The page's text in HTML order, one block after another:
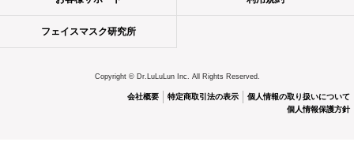
フェイスマスク研究所
Copyright © Dr.LuLuLun Inc. All Rights Reserved.
会社概要 特定商取引法の表示
個人情報の取り扱いについて
個人情報保護方針